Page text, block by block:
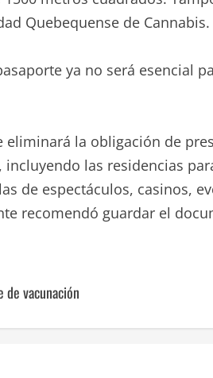
Quebequense de Cannabis.
ya no será esencial
eliminará la obligación de
las residencias
de espectáculos, casinos,
recomendó guardar el
vacunación